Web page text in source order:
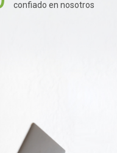
confiado en nosotros